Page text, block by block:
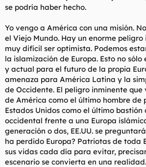
se podría haber hecho.
Yo vengo a América con una misión.
el Viejo Mundo. Hay un enorme peligro
muy difícil ser optimista. Podemos
la islamización de Europa. Esto no
y actual para el futuro de la propia
amenaza para América Latina y la
de Occidente. El peligro inminente que
de América como el último hombre de
Estados Unidos como el último
occidental frente a una Europa
generación o dos, EE.UU. se
ha perdido Europa? Patriotas de toda
sus vidas cada día para evitar,
escenario se convierta en una realidad.